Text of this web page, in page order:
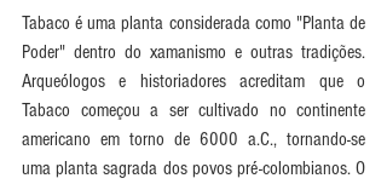
Tabaco é uma planta considerada como "Planta de
Poder" dentro do xamanismo e outras tradições.
Arqueólogos e historiadores acreditam que o
Tabaco começou a ser cultivado no continente
americano em torno de 6000 a.C., tornando-se
uma planta sagrada dos povos pré-colombianos. O